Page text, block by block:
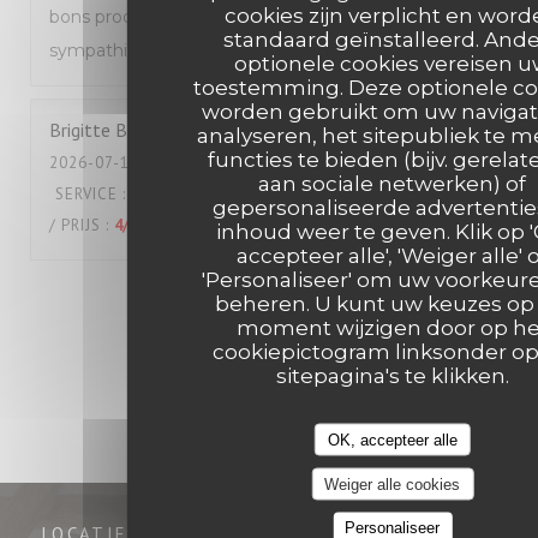
cookies zijn verplicht en
standaard geïnstalleerd.
optionele cookies vereisen
toestemming. Deze optionele
worden gebruikt om uw
analyseren, het sitepubliek te
functies te bieden (bijv.
aan sociale netwerken) of
gepersonaliseerde
inhoud weer te geven. Klik op
accepteer alle', 'Weiger alle'
'Personaliseer' om uw
beheren. U kunt uw keuzes
moment wijzigen door op
cookiepictogram linksonder
sitepagina's te klikken.
OK, accepteer alle
Weiger alle cookies
Personaliseer
bons produits et très bon service, équipe très
sympathique, écoute au top
Brigitte B
2026-07-18
- 12:00 - GASTEN 2
SERVICE : : 4/5 KEUKEN: 5/5 KWALITEIT
/ PRIJS : 4/5
2 3